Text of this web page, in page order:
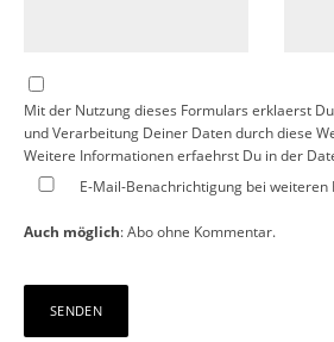
Mit der Nutzung dieses Formulars erklaerst
und Verarbeitung Deiner Daten durch diese
Weitere Informationen erfaehrst Du in der
E-Mail-Benachrichtigung bei weiteren
Auch möglich:Abo ohne Kommentar.